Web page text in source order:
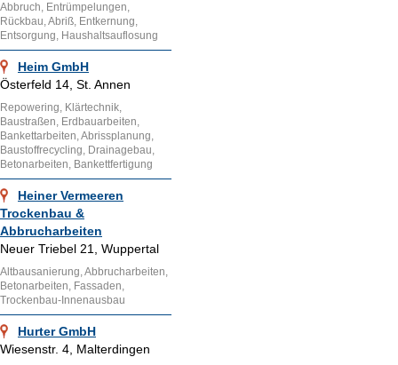
Abbruch, Entrümpelungen,
Rückbau, Abriß, Entkernung,
Entsorgung, Haushaltsauflosung
Heim GmbH
Österfeld 14, St. Annen
Repowering, Klärtechnik,
Baustraßen, Erdbauarbeiten,
Bankettarbeiten, Abrissplanung,
Baustoffrecycling, Drainagebau,
Betonarbeiten, Bankettfertigung
Heiner Vermeeren
Trockenbau &
Abbrucharbeiten
Neuer Triebel 21, Wuppertal
Altbausanierung, Abbrucharbeiten,
Betonarbeiten, Fassaden,
Trockenbau-Innenausbau
Hurter GmbH
Wiesenstr. 4, Malterdingen